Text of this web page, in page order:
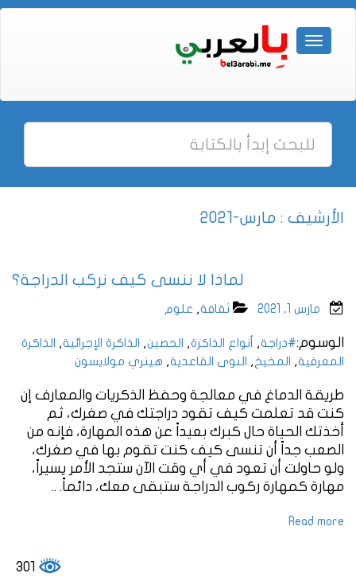
الأرشيف : مارس-2021
لماذا لا ننسى كيف نركب الدراجة؟
مارس 1, 2021 ثقافة, علوم
الوسوم:#دراجة, أنواع الذاكرة, الحصين, الذاكرة الإجرائية,
الذاكرة
المعرفية, المخيخ, النوى القاعدية, هينري مولايسون
طريقة الدماغ في معالجة وحفظ الذكريات والمعارف إن
كنت قد تعلمت كيف تقود دراجتك في صغرك، ثم
أخذتك الحياة حال كبرك بعيداً عن هذه المهارة، فإنه من
الصعب جداً أن تنسى كيف كنت تقوم بها في صغرك،
ولو حاولت أن تعود في أي وقت الآن ستجد الأمر يسيراً،
مهارة كمهارة ركوب الدراجة ستبقى معك، دائماً. ..
Read more